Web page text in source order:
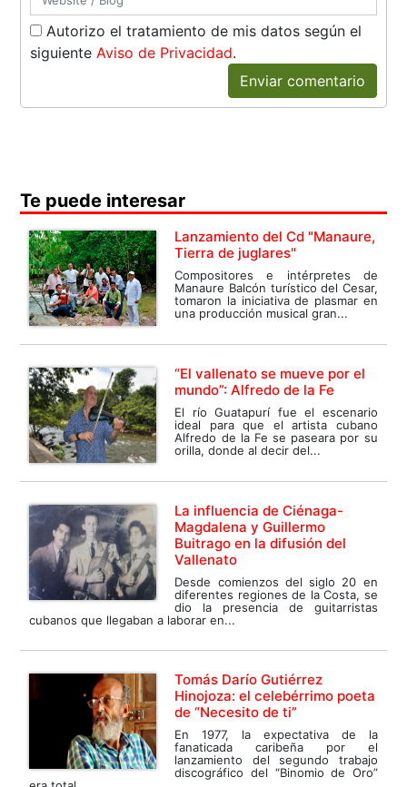
Autorizo el tratamiento de mis datos según el
siguienteAviso de Privacidad.
Enviar comentario
Te puede interesar
Lanzamiento del Cd "Manaure,
Tierra de juglares"
Compositores e intérpretes de
Manaure Balcón turístico del Cesar,
tomaron la iniciativa de plasmar en
una producción musical gran...
“El vallenato se mueve por el
mundo”: Alfredo de la Fe
El río Guatapurí fue el escenario
ideal para que el artista cubano
Alfredo de la Fe se paseara por su
orilla, donde al decir del...
La influencia de Ciénaga-
Magdalena y Guillermo
Buitrago en la difusión del
Vallenato
Desde comienzos del siglo 20 en
diferentes regiones de la Costa, se
dio la presencia de guitarristas
cubanos que llegaban a laborar en...
Tomás Darío Gutiérrez
Hinojoza: el celebérrimo poeta
de “Necesito de ti”
En 1977, la expectativa de la
fanaticada caribeña por el
lanzamiento del segundo trabajo
discográfico del “Binomio de Oro”